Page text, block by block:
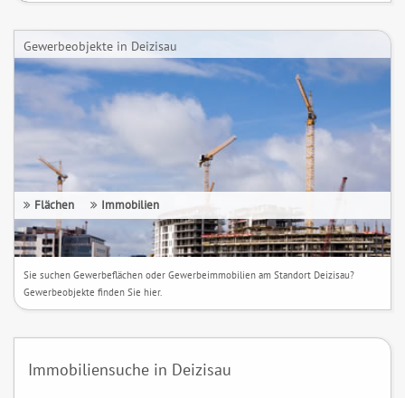
Gewerbeobjekte in Deizisau
Flächen Immobilien
Sie suchen Gewerbeflächen oder Gewerbeimmobilien am Standort Deizisau?
Gewerbeobjekte finden Sie hier.
Immobiliensuche in Deizisau